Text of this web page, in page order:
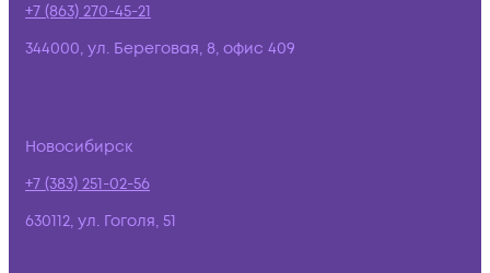
+7 (863) 270-45-21
344000, ул. Береговая, 8, офис 409
Новосибирск
+7 (383) 251-02-56
630112, ул. Гоголя, 51